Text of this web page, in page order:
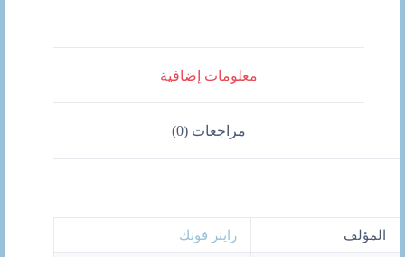
معلومات إضافية
مراجعات (0)
المؤلف راينر فونك